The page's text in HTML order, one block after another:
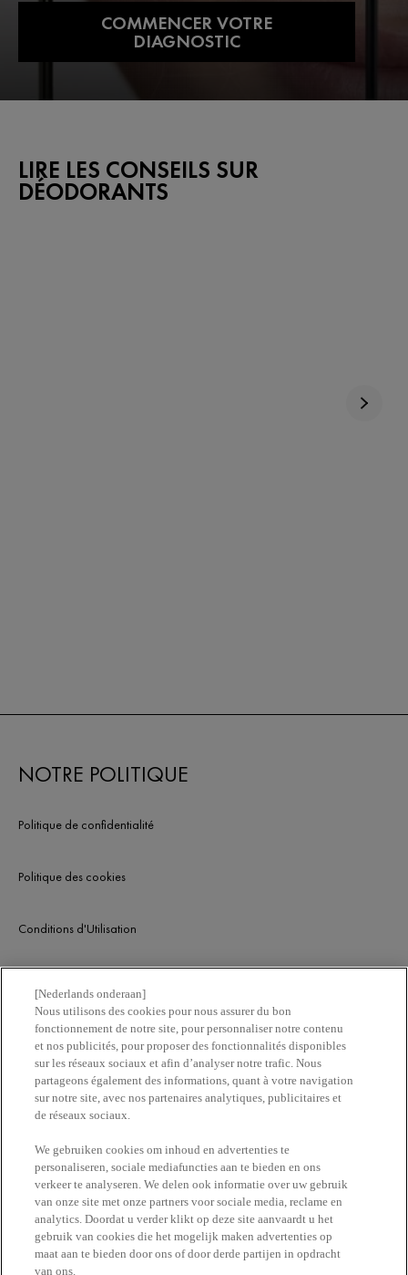
COMMENCER VOTRE
DIAGNOSTIC
LIRE LES CONSEILS SUR
DÉODORANTS
NOTRE POLITIQUE
Politique de confidentialité
Politique des cookies
Conditions d'Utilisation
SERVICE CLIENT
Nous contacter
Newsletter
Trouvez une pharmacie​
Achetez en ligne​
RESTEZ EN CONTACT
[Nederlands onderaan]
Nous utilisons des cookies pour nous assurer du bon
fonctionnement de notre site, pour personnaliser notre contenu
et nos publicités, pour proposer des fonctionnalités disponibles
sur les réseaux sociaux et afin d’analyser notre trafic. Nous
partageons également des informations, quant à votre navigation
sur notre site, avec nos partenaires analytiques, publicitaires et
de réseaux sociaux.
We gebruiken cookies om inhoud en advertenties te
personaliseren, sociale mediafuncties aan te bieden en ons
verkeer te analyseren. We delen ook informatie over uw gebruik
van onze site met onze partners voor sociale media, reclame en
analytics. Doordat u verder klikt op deze site aanvaardt u het
gebruik van cookies die het mogelijk maken advertenties op
maat aan te bieden door ons of door derde partijen in opdracht
van ons.